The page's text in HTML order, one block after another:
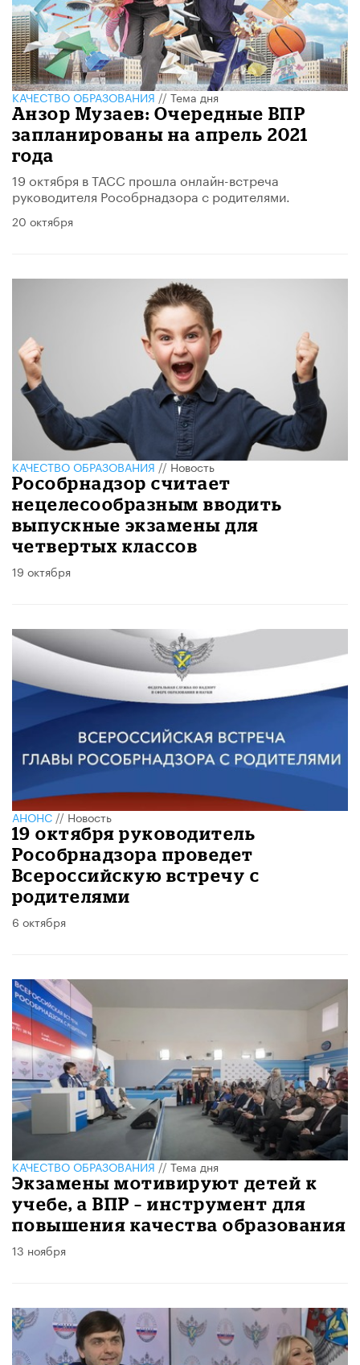
КАЧЕСТВО ОБРАЗОВАНИЯ//Тема дня
Анзор Музаев: Очередные ВПР
запланированы на апрель 2021
года
19 октября в ТАСС прошла онлайн-встреча
руководителя Рособрнадзора с родителями.
20 октября
КАЧЕСТВО ОБРАЗОВАНИЯ//Новость
Рособрнадзор считает
нецелесообразным вводить
выпускные экзамены для
четвертых классов
19 октября
АНОНС//Новость
19 октября руководитель
Рособрнадзора проведет
Всероссийскую встречу с
родителями
6 октября
КАЧЕСТВО ОБРАЗОВАНИЯ//Тема дня
Экзамены мотивируют детей к
учебе, а ВПР – инструмент для
повышения качества образования
13 ноября